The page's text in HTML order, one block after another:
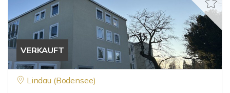
VERKAUFT
Lindau (Bodensee)